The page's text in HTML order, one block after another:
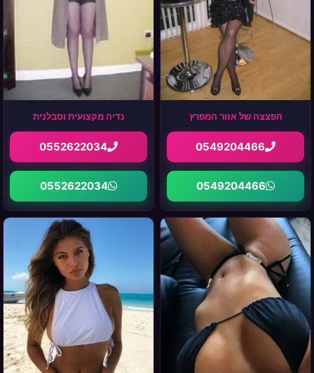
הפצצה של אזור המפרץ
0549204466
0549204466
נדיה מקצועית וסבלנית
0552622034
0552622034